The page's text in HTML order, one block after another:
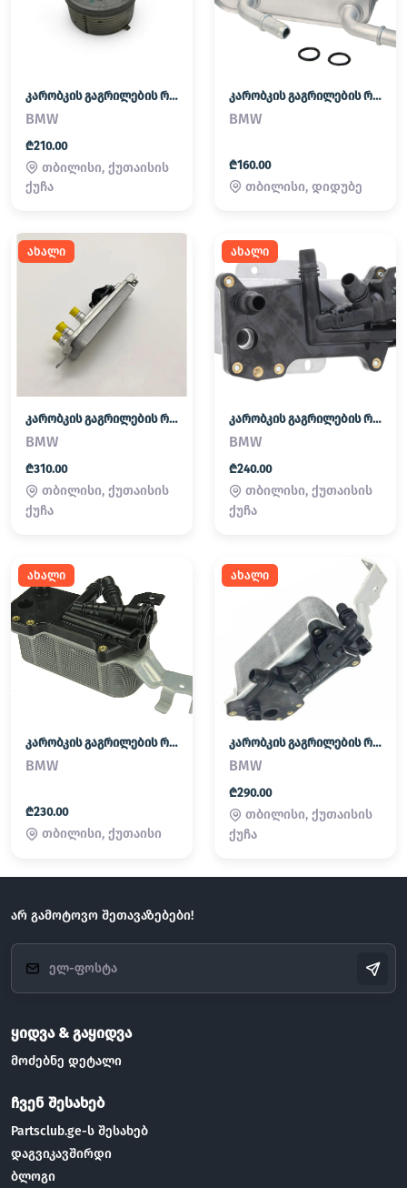
კარობკის გაგრილების რადიატორი (გოჭი)
BMW
₾210.00
თბილისი, ქუთაისის
ქუჩა
კარობკის გაგრილების რადიატორი (გოჭი)
BMW
₾160.00
თბილისი, დიდუბე
ახალი
კარობკის გაგრილების რადიატორი (გოჭი)
BMW
₾310.00
თბილისი, ქუთაისის
ქუჩა
ახალი
კარობკის გაგრილების რადიატორი (გოჭი)
BMW
₾240.00
თბილისი, ქუთაისის
ქუჩა
ახალი
კარობკის გაგრილების რადიატორი (გოჭი)
BMW
₾230.00
თბილისი, ქუთაისი
ახალი
კარობკის გაგრილების რადიატორი (გოჭი)
BMW
₾290.00
თბილისი, ქუთაისის
ქუჩა
არ გამოტოვო შეთავაზებები!
ყიდვა & გაყიდვა
მოძებნე დეტალი
ჩვენ შესახებ
Partsclub.ge-ს შესახებ
დაგვიკავშირდი
ბლოგი